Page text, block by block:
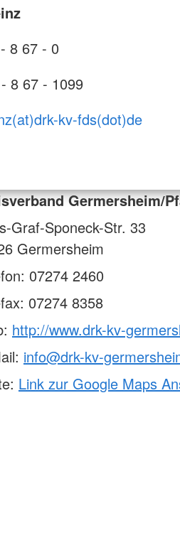
8 67 - 0
8 67 - 1099
kv-fds(dot)de
Germersheim/
Graf-Sponeck-Str. 33
Germersheim
07274 2460
07274 8358
http://www.drk-kv-
info@drk-kv-
Link zur Google Maps